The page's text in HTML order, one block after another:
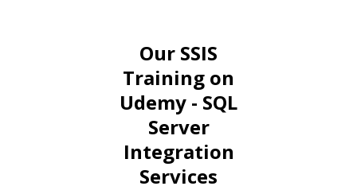
Our SSIS
Training on
Udemy - SQL
Server
Integration
Services